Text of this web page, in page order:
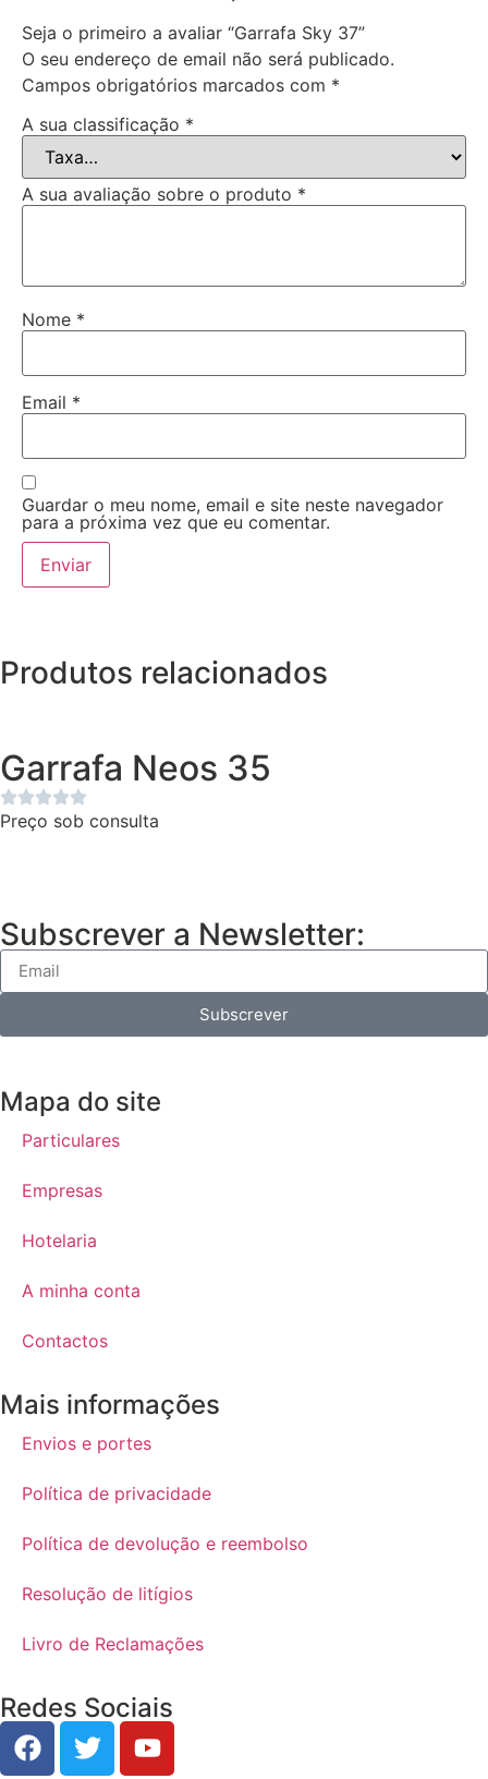
Seja o primeiro a avaliar “Garrafa Sky 37”
O seu endereço de email não será publicado.
Campos obrigatórios marcados com *
A sua classificação *
A sua avaliação sobre o produto *
Nome *
Email *
Guardar o meu nome, email e site neste navegador
para a próxima vez que eu comentar.
Produtos relacionados
Garrafa Neos 35
Preço sob consulta
Subscrever a Newsletter:
Subscrever
Mapa do site
Particulares
Empresas
Hotelaria
A minha conta
Contactos
Mais informações
Envios e portes
Política de privacidade
Política de devolução e reembolso
Resolução de litígios
Livro de Reclamações
Redes Sociais